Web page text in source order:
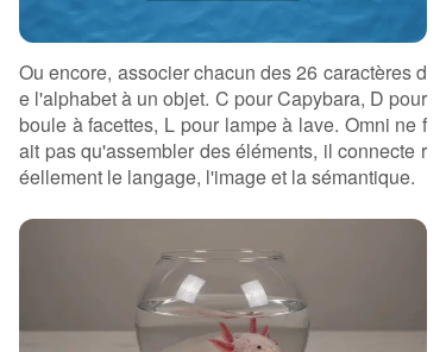
Ou encore, associer chacun des 26 caractères d
e l'alphabet à un objet. C pour Capybara, D pour
boule à facettes, L pour lampe à lave. Omni ne f
ait pas qu'assembler des éléments, il connecte r
éellement le langage, l'image et la sémantique.